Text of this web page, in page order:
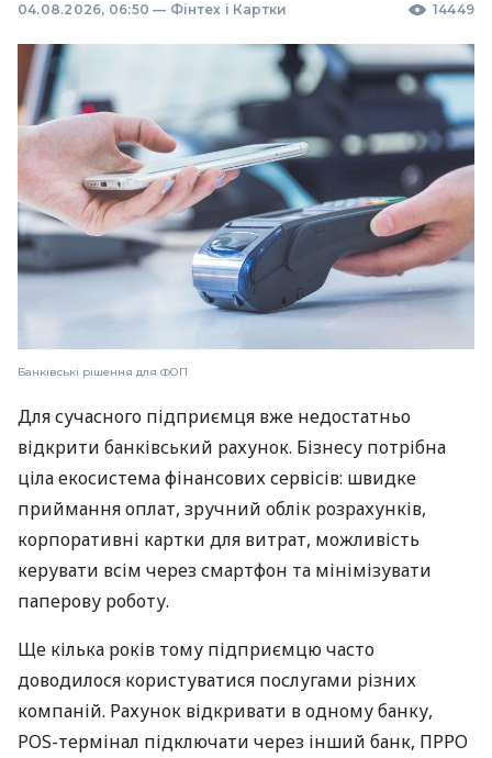
04.08.2026, 06:50 — Фінтех і Картки 14449
Банківські рішення для ФОП
Для сучасного підприємця вже недостатньо
відкрити банківський рахунок. Бізнесу потрібна
ціла екосистема фінансових сервісів: швидке
приймання оплат, зручний облік розрахунків,
корпоративні картки для витрат, можливість
керувати всім через смартфон та мінімізувати
паперову роботу.
Ще кілька років тому підприємцю часто
доводилося користуватися послугами різних
компаній. Рахунок відкривати в одному банку,
POS-термінал підключати через інший банк, ПРРО